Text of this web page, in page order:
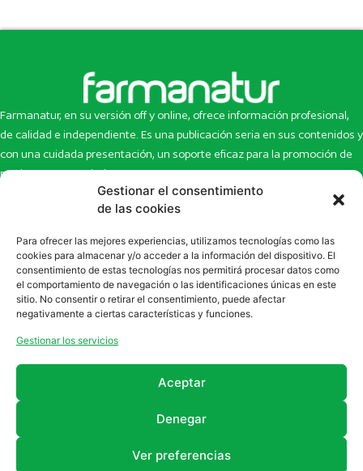
Gestionar el consentimiento
de las cookies
Para ofrecer las mejores experiencias, utilizamos tecnologías como las
cookies para almacenar y/o acceder a la información del dispositivo. El
consentimiento de estas tecnologías nos permitirá procesar datos como
el comportamiento de navegación o las identificaciones únicas en este
sitio. No consentir o retirar el consentimiento, puede afectar
negativamente a ciertas características y funciones.
Gestionar los servicios
Aceptar
Denegar
Ver preferencias
Farmanatur, en su versión off y online, ofrece información profesional,
de calidad e independiente. Es una publicación seria en sus contenidos y
con una cuidada presentación, un soporte eficaz para la promoción de
productos y novedades.
Inicio
Newsletter
Eco Multimedia
Contacto
Artículos
Escaparate
Enlaces de interés
SUSCRÍBETE A NUESTRO NEWSLETTER
la sección deNewsletter
Revista Farmanatur